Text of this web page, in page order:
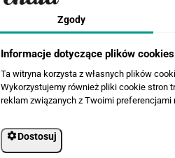
Zgody
Informacje dotyczące plików cookies
Ta witryna korzysta z własnych plików
Wykorzystujemy również pliki cookie stron
reklam związanych z Twoimi
Dostosuj